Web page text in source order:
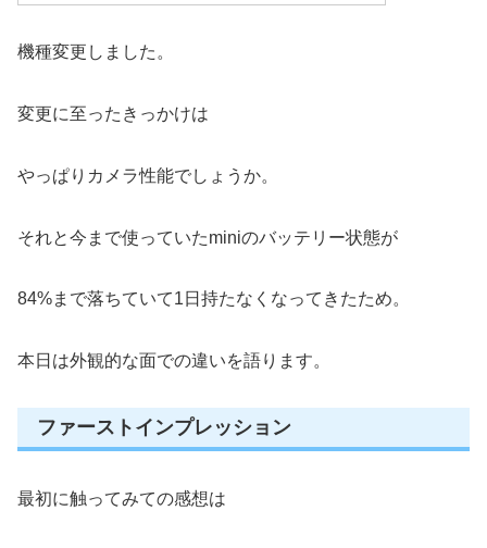
機種変更しました。
変更に至ったきっかけは
やっぱりカメラ性能でしょうか。
それと今まで使っていたminiのバッテリー状態が
84%まで落ちていて1日持たなくなってきたため。
本日は外観的な面での違いを語ります。
ファーストインプレッション
最初に触ってみての感想は